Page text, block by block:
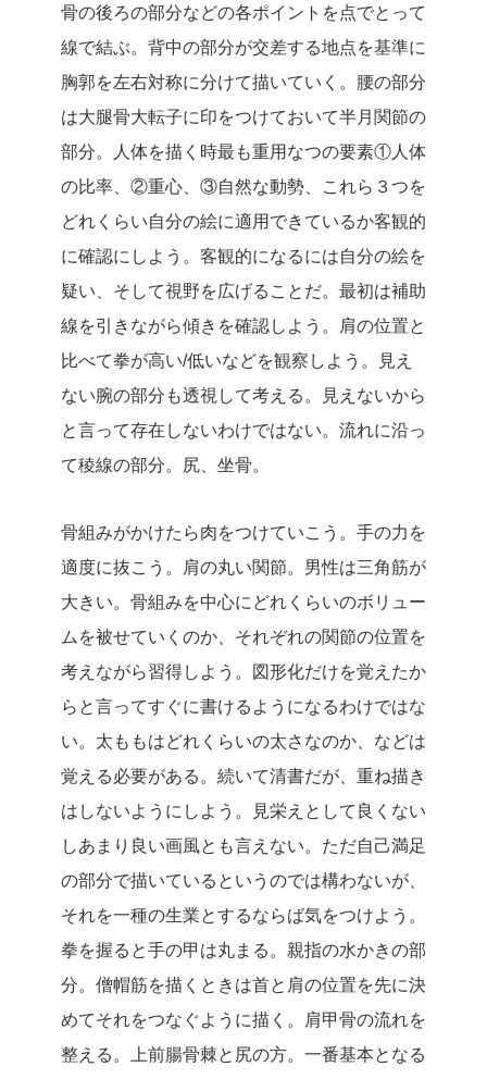
骨の後ろの部分などの各ポイントを点でとって
線で結ぶ。背中の部分が交差する地点を基準に
胸郭を左右対称に分けて描いていく。腰の部分
は大腿骨大転子に印をつけておいて半月関節の
部分。人体を描く時最も重用なつの要素①人体
の比率、②重心、③自然な動勢、これら３つを
どれくらい自分の絵に適用できているか客観的
に確認にしよう。客観的になるには自分の絵を
疑い、そして視野を広げることだ。最初は補助
線を引きながら傾きを確認しよう。肩の位置と
比べて拳が高い/低いなどを観察しよう。見え
ない腕の部分も透視して考える。見えないから
と言って存在しないわけではない。流れに沿っ
て稜線の部分。尻、坐骨。
骨組みがかけたら肉をつけていこう。手の力を
適度に抜こう。肩の丸い関節。男性は三角筋が
大きい。骨組みを中心にどれくらいのボリュー
ムを被せていくのか、それぞれの関節の位置を
考えながら習得しよう。図形化だけを覚えたか
らと言ってすぐに書けるようになるわけではな
い。太ももはどれくらいの太さなのか、などは
覚える必要がある。続いて清書だが、重ね描き
はしないようにしよう。見栄えとして良くない
しあまり良い画風とも言えない。ただ自己満足
の部分で描いているというのでは構わないが、
それを一種の生業とするならば気をつけよう。
拳を握ると手の甲は丸まる。親指の水かきの部
分。僧帽筋を描くときは首と肩の位置を先に決
めてそれをつなぐように描く。肩甲骨の流れを
整える。上前腸骨棘と尻の方。一番基本となる